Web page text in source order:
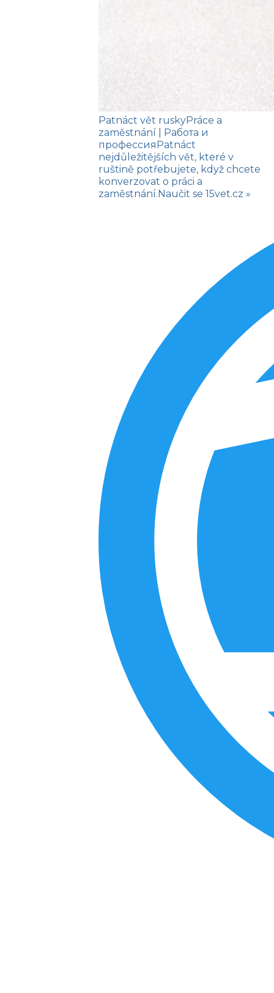
Patnáct vět ruskyPráce a
zaměstnání
| Работа и
профессияPatnáct
nejdůležitějších vět, které v
ruštině potřebujete, když chcete
konverzovat o práci a
zaměstnání.Naučit se 15vet.cz »